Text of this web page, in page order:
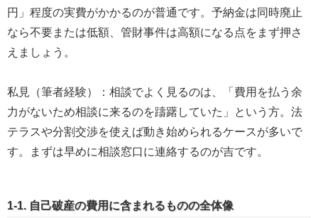
円」程度の実費がかかるのが普通です。予納金は同時廃止
なら不要または低額、管財事件は高額になる点をまず押さ
えましょう。
私見（筆者経験）：相談でよく見るのは、「費用を払う余
力がないため相談に来るのを躊躇していた」という方。法
テラスや分割交渉を使えば動き始められるケースが多いで
す。まずは早めに相談窓口に連絡するのが吉です。
1-1. 自己破産の費用に含まれるものの全体像